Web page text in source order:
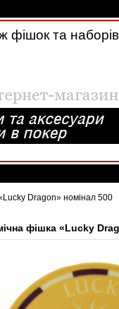
фішок та
Dragon» номінал 500
фішка «Lucky